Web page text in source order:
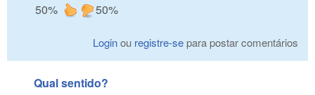
50%
50%
Loginou registre-separa postar comentários
Qual sentido?